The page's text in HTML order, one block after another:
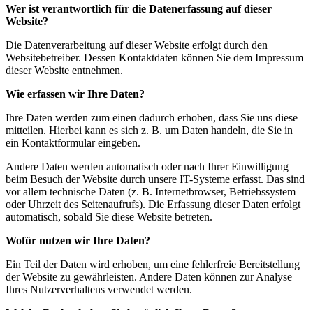
Wer ist verantwortlich für die Datenerfassung auf dieser
Website?
Die Datenverarbeitung auf dieser Website erfolgt durch den
Websitebetreiber. Dessen Kontaktdaten können Sie dem Impressum
dieser Website entnehmen.
Wie erfassen wir Ihre Daten?
Ihre Daten werden zum einen dadurch erhoben, dass Sie uns diese
mitteilen. Hierbei kann es sich z. B. um Daten handeln, die Sie in
ein Kontaktformular eingeben.
Andere Daten werden automatisch oder nach Ihrer Einwilligung
beim Besuch der Website durch unsere IT-Systeme erfasst. Das sind
vor allem technische Daten (z. B. Internetbrowser, Betriebssystem
oder Uhrzeit des Seitenaufrufs). Die Erfassung dieser Daten erfolgt
automatisch, sobald Sie diese Website betreten.
Wofür nutzen wir Ihre Daten?
Ein Teil der Daten wird erhoben, um eine fehlerfreie Bereitstellung
der Website zu gewährleisten. Andere Daten können zur Analyse
Ihres Nutzerverhaltens verwendet werden.